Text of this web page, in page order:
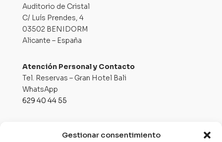
Gestionar consentimiento
Auditorio de Cristal
C/ Luís Prendes, 4
03502 BENIDORM
Alicante – España
Atención Personal y Contacto
Tel. Reservas – Gran Hotel Bali
WhatsApp
629 40 44 55
eventos@grupobali.com